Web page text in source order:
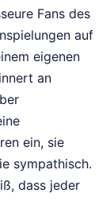
Fans des
auf
eigenen
an
ein, sie
sympathisch.
dass jeder